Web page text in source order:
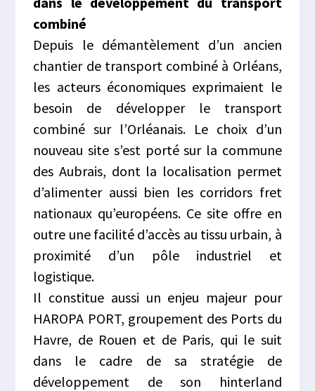
combiné
Depuis le démantèlement d’un ancien
chantier de transport combiné à Orléans,
les acteurs économiques exprimaient le
besoin de développer le transport
combiné sur l’Orléanais. Le choix d’un
nouveau site s’est porté sur la commune
des Aubrais, dont la localisation permet
d’alimenter aussi bien les corridors fret
nationaux qu’européens. Ce site offre en
outre une facilité d’accès au tissu urbain, à
proximité d’un pôle industriel et
logistique.
Il constitue aussi un enjeu majeur pour
HAROPA PORT, groupement des Ports du
Havre, de Rouen et de Paris, qui le suit
dans le cadre de sa stratégie de
développement de son hinterland